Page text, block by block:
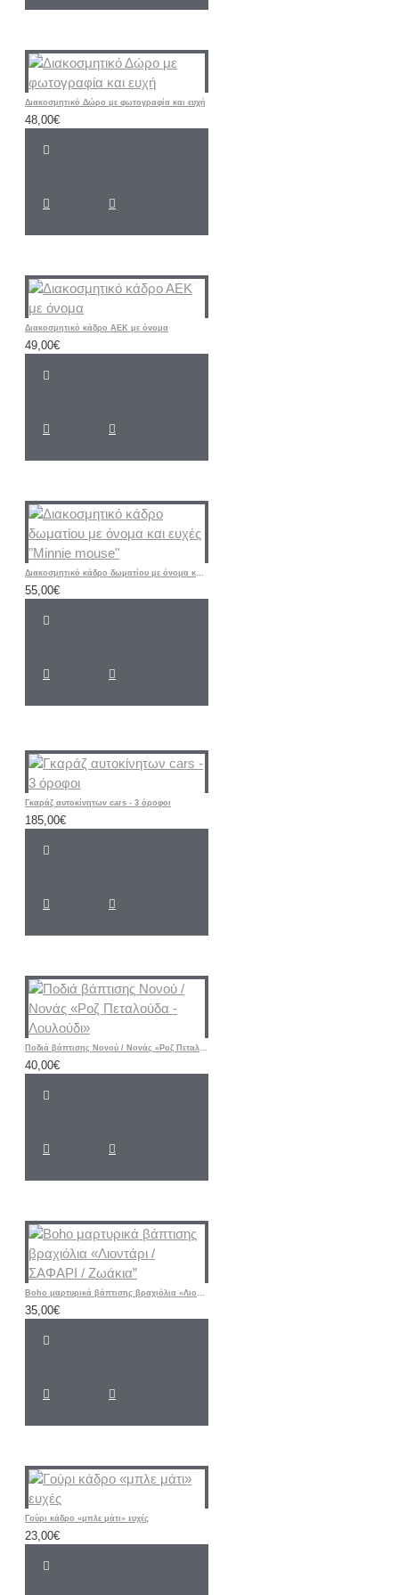
Διακοσμητικό Δώρο με φωτογραφία και ευχή
48,00€
Διακοσμητικό κάδρο ΑΕΚ με όνομα
49,00€
Διακοσμητικό κάδρο δωματίου με όνομα και ευχές "Minnie mouse"
55,00€
Γκαράζ αυτοκίνητων cars - 3 όροφοι
185,00€
Ποδιά βάπτισης Νονού / Νονάς «Ροζ Πεταλούδα - Λουλούδι»
40,00€
Boho μαρτυρικά βάπτισης βραχιόλια «Λιοντάρι / ΣΑΦΑΡΙ / Ζωάκια”
35,00€
Γούρι κάδρο «μπλε μάτι» ευχές
23,00€